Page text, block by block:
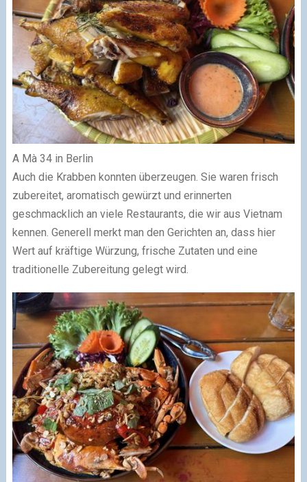
A Mà 34 in Berlin
Auch die Krabben konnten überzeugen. Sie waren frisch
zubereitet, aromatisch gewürzt und erinnerten
geschmacklich an viele Restaurants, die wir aus Vietnam
kennen. Generell merkt man den Gerichten an, dass hier
Wert auf kräftige Würzung, frische Zutaten und eine
traditionelle Zubereitung gelegt wird.